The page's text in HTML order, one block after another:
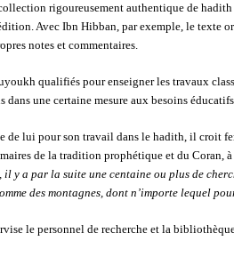
rigoureusement authentique de
Avec Ibn Hibban, par exemple, le
notes et commentaires.
qualifiés pour enseigner les travaux
dans une certaine mesure aux besoins
de lui pour son travail dans le hadith, il croit
de la tradition prophétique et du Coran, à
il y a par la suite une centaine ou plus de
des montagnes, dont n’importe lequel
le personnel de recherche et la